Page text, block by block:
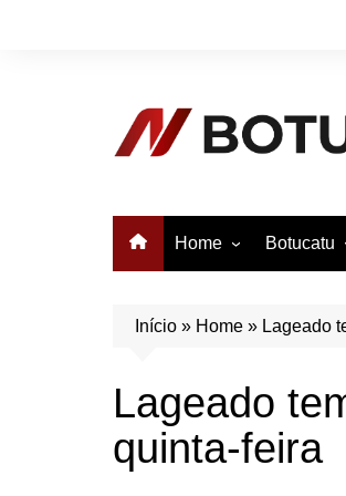
Home Botucatu
Conheça
Início » Home » Lageado
Lageado
quinta-feira